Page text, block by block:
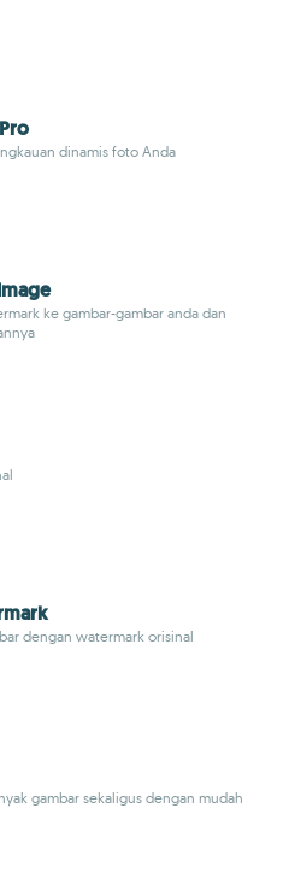
dinamis foto Anda
ke gambar-gambar anda dan
dengan watermark orisinal
gambar sekaligus dengan mudah